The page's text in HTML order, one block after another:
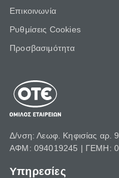
Επικοινωνία
Ρυθμίσεις Cookies
Προσβασιμότητα
Δ/νση: Λεωφ. Κηφισίας αρ.
ΑΦΜ: 094019245 | ΓΕΜΗ:
Υπηρεσίες